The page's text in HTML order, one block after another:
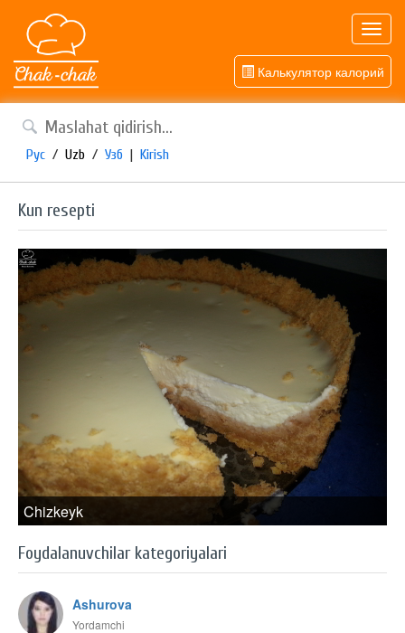
Калькулятор калорий
Рус / Uzb / Узб | Kirish
Kun resepti
Chizkeyk
Foydalanuvchilar kategoriyalari
Ashurova
Yordamchi